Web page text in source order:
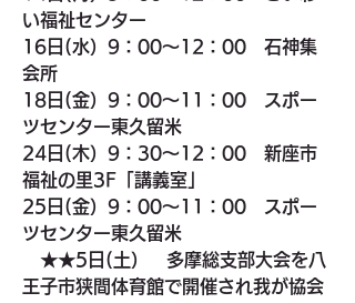
い福祉センター
16日(水）9：00～12：00　石神集
会所
18日(金）9：00～11：00　スポー
ツセンター東久留米
24日(木）9：30～12：00　新座市
福祉の里3F「講義室」
25日(金）9：00～11：00　スポー
ツセンター東久留米
★★5日(土）　多摩総支部大会を八
王子市狭間体育館で開催され我が協会